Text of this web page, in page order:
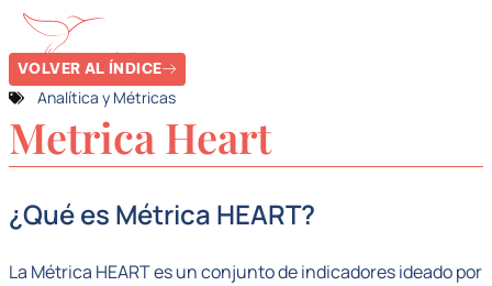
VOLVER AL ÍNDICE
Analítica y Métricas
Metrica Heart
¿Qué es Métrica HEART?
La Métrica HEART es un conjunto de indicadores ideado por